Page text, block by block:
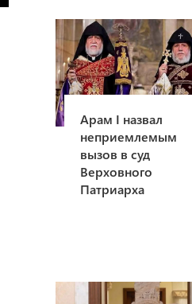
Арам I назвал
неприемлемым
вызов в суд
Верховного
Патриарха